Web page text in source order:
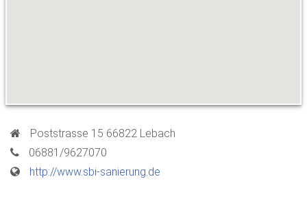
Poststrasse 15 66822 Lebach
06881/9627070
http://www.sbi-sanierung.de